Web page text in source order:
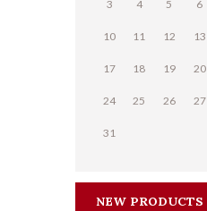
3 4 5 6
10 11 12 13
17 18 19 20
24 25 26 27
31
NEW PRODUCTS